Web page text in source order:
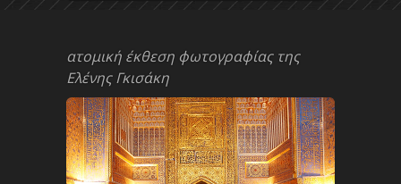
ατομική έκθεση φωτογραφίας της
Ελένης Γκισάκη